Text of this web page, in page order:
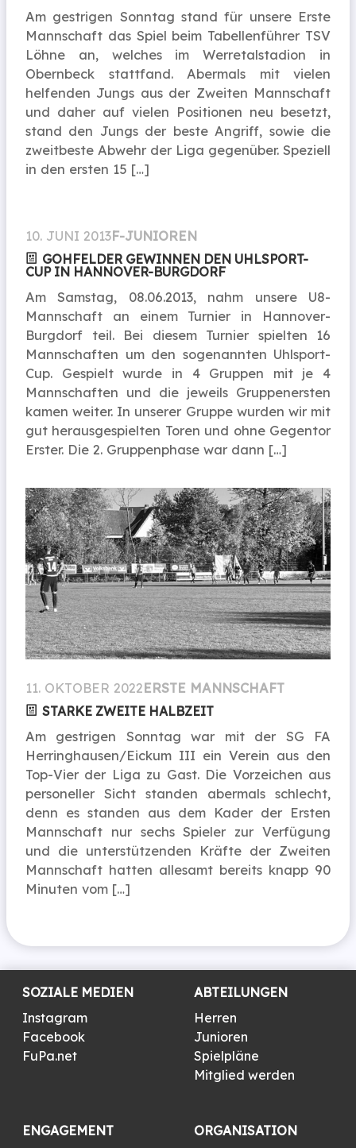
Am gestrigen Sonntag stand für unsere Erste
Mannschaft das Spiel beim Tabellenführer TSV
Löhne an, welches im Werretalstadion in
Obernbeck stattfand. Abermals mit vielen
helfenden Jungs aus der Zweiten Mannschaft
und daher auf vielen Positionen neu besetzt,
stand den Jungs der beste Angriff, sowie die
zweitbeste Abwehr der Liga gegenüber. Speziell
in den ersten 15 […]
10. JUNI 2013 F-JUNIOREN
GOHFELDER GEWINNEN DEN UHLSPORT-
CUP IN HANNOVER-BURGDORF
Am Samstag, 08.06.2013, nahm unsere U8-
Mannschaft an einem Turnier in Hannover-
Burgdorf teil. Bei diesem Turnier spielten 16
Mannschaften um den sogenannten Uhlsport-
Cup. Gespielt wurde in 4 Gruppen mit je 4
Mannschaften und die jeweils Gruppenersten
kamen weiter. In unserer Gruppe wurden wir mit
gut herausgespielten Toren und ohne Gegentor
Erster. Die 2. Gruppenphase war dann […]
11. OKTOBER 2022ERSTE MANNSCHAFT
STARKE ZWEITE HALBZEIT
Am gestrigen Sonntag war mit der SG FA
Herringhausen/Eickum III ein Verein aus den
Top-Vier der Liga zu Gast. Die Vorzeichen aus
personeller Sicht standen abermals schlecht,
denn es standen aus dem Kader der Ersten
Mannschaft nur sechs Spieler zur Verfügung
und die unterstützenden Kräfte der Zweiten
Mannschaft hatten allesamt bereits knapp 90
Minuten vom […]
SOZIALE MEDIEN
Instagram
Facebook
FuPa.net
ABTEILUNGEN
Herren
Junioren
Spielpläne
Mitglied werden
ENGAGEMENT
ORGANISATION